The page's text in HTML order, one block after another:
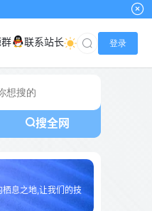
联系站长 登录
搜全网
栖息之地,让我们的技